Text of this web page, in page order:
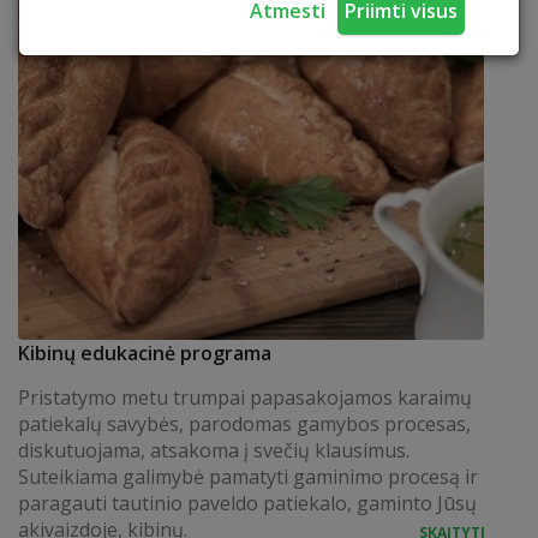
Atmesti Priimti visus
Kibinų edukacinė programa
Pristatymo metu trumpai papasakojamos karaimų
patiekalų savybės, parodomas gamybos procesas,
diskutuojama, atsakoma į svečių klausimus.
Suteikiama galimybė pamatyti gaminimo procesą ir
paragauti tautinio paveldo patiekalo, gaminto Jūsų
akivaizdoje, kibinų.
SKAITYTI